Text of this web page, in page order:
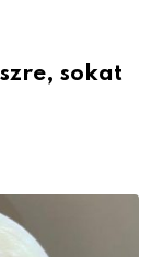
sokat